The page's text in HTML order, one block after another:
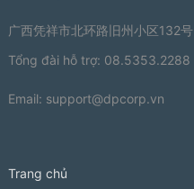
广西凭祥市北环路旧州小区132号
Tổng đài hỗ trợ: 08.5353.2288
Email: support@dpcorp.vn
Trang chủ